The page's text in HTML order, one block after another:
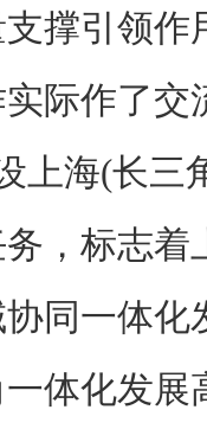
撑引领作
际作了交
海(长三
，标志着
同一体
体化发展